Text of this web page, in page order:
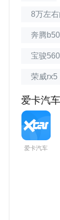
8万左
奔腾b50
宝骏560
荣威rx5
爱卡汽
爱卡汽车